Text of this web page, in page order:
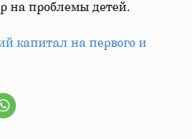
на проблемы детей.
капитал на первого и